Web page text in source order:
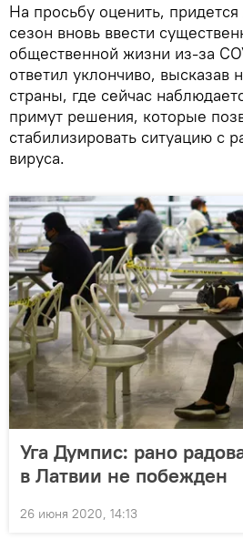
На просьбу оценить,
сезон вновь ввести
общественной жизни из-за
ответил уклончиво, высказав
страны, где сейчас
примут решения, которые
стабилизировать ситуацию с
вируса.
Уга Думпис: рано
в Латвии не побежден
26 июня 2020, 14:13